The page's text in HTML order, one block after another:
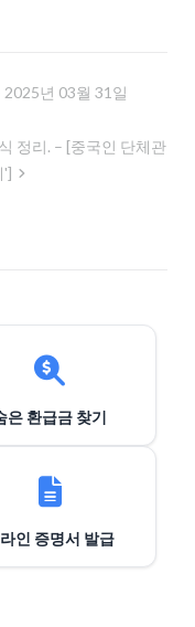
년 03월 31일
정리. – [중국인 단체관
']
은 환급금 찾기
인 증명서 발급